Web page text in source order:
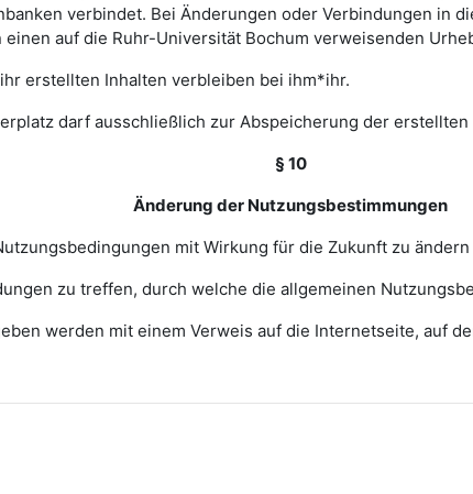
verbindet. Bei Änderungen oder Verbindungen in
auf die Ruhr-Universität Bochum verweisenden
erstellten Inhalten verbleiben bei ihm*ihr.
darf ausschließlich zur Abspeicherung der
§ 10
Änderung der Nutzungsbestimmungen
mit Wirkung für die Zukunft zu
zu treffen, durch welche die allgemeinen
werden mit einem Verweis auf die Internetseite, auf